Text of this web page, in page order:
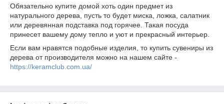
Обязательно купите домой хоть один предмет из
натурального дерева, пусть то будет миска, ложка, салатник
или деревянная подставка под горячее. Такая посуда
принесет вашему дому тепло и уют и прекрасный интерьер.
Если вам нравятся подобные изделия, то купить сувениры из
дерева от производителя можно на нашем сайте -
https://keramclub.com.ua/